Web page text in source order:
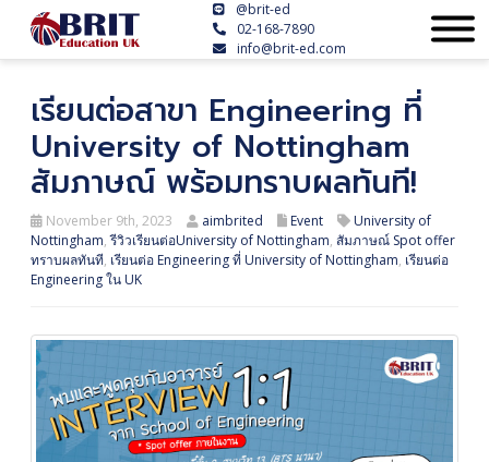
@brit-ed
02-168-7890
info@brit-ed.com
เรียนต่อสาขา Engineering ที่
University of Nottingham
สัมภาษณ์ พร้อมทราบผลทันที!
November 9th, 2023 aimbrited Event
University of
Nottingham,รีวิวเรียนต่อUniversity of Nottingham, สัมภาษณ์ Spot offer
ทราบผลทันที, เรียนต่อ Engineering ที่ University of Nottingham, เรียนต่อ
Engineering ใน UK